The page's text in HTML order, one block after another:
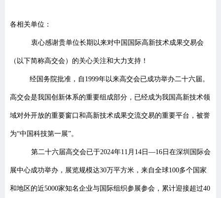
各相关单位：
衷心感谢贵单位长期以来对中国国际高新技术成果交易会
（以下简称高交会） 的关心关注和大力支持！
经国务院批准， 自1999年以来高交会已成功举办二十六届。
高交会是我国创新体系的重要组成部分，已经成为我国高新技术领
域对外开放的重要窗口和高新技术成果交流交易的重要平台，被誉
为“中国科技第一展”。
第二十六届高交会已于2024年11月14日—16日在深圳国际会
展中心成功举办，展览规模达30万平方米 ，来自全球100多个国家
和地区的近5000家知名企业与国际组织参展参会，累计迎接超过40